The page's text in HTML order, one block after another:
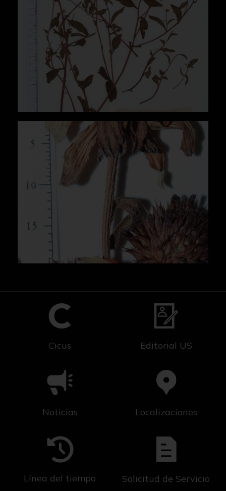
Cicus Editorial US
Noticias Localizaciones
Línea del tiempo Solicitud de Servicio